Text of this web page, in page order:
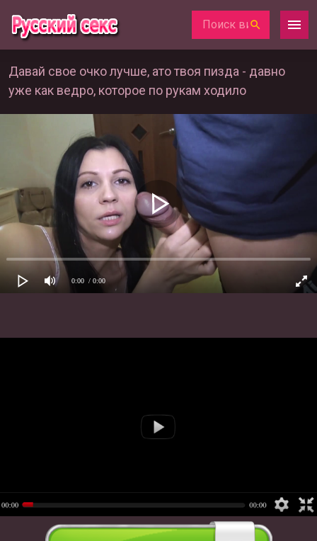
Давай свое очко лучше, ато твоя пизда - давно
уже как ведро, которое по рукам ходило
0:00 / 0:00